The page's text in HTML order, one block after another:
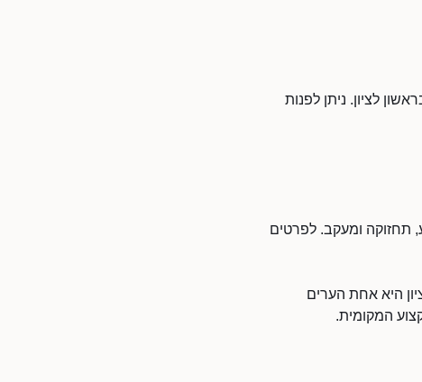
לציון. ניתן לפנות
תחזוקה ומעקב. לפרטים
היא אחת הערים
המקומית.